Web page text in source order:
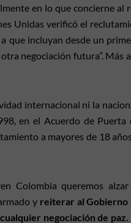
en lo que concierne
Unidas verificó el
que incluyan desde un
negociación futura”. Más
internacional ni la
en el Acuerdo de
a mayores de 18
Colombia queremos
y reiterar al Gobierno
negociación de paz.